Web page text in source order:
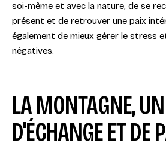
soi-même et avec la nature, de se
présent et de retrouver une paix
également de mieux gérer le stress
négatives.
LA MONTAGNE,
D'ÉCHANGE ET DE